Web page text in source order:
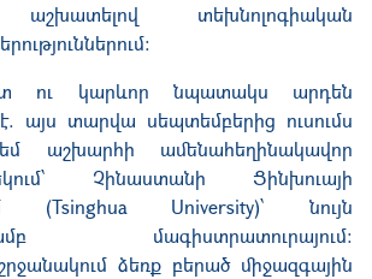
աշխատելով տեխնոլոգիական
ու կարևոր նպատակս արդեն
է. այս տարվա սեպտեմբերից ուսումս
եմ աշխարհի ամենահեղինակավոր
Չինաստանի Ցինխուայի
(Tsinghua University)՝ նույն
մագիստրատուրայում։
ձեռք բերած միջազգային